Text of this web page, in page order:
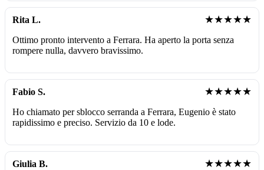
Rita L. ★★★★★
Ottimo pronto intervento a Ferrara. Ha aperto la porta senza
rompere nulla, davvero bravissimo.
Fabio S. ★★★★★
Ho chiamato per sblocco serranda a Ferrara, Eugenio è stato
rapidissimo e preciso. Servizio da 10 e lode.
Giulia B. ★★★★★